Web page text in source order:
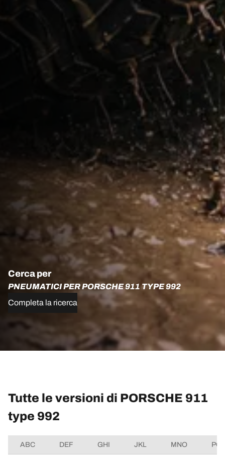
Cerca per
PNEUMATICI PER PORSCHE 911 TYPE 992
Completa la ricerca
Tutte le versioni di PORSCHE 911
type 992
ABC DEF GHI JKL MNO